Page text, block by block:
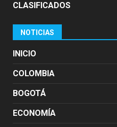
CLASIFICADOS
NOTICIAS
INICIO
COLOMBIA
BOGOTÁ
ECONOMÍA